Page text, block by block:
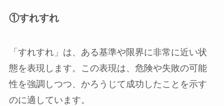
①すれすれ
「すれすれ」は、ある基準や限界に非常に近い状
態を表現します。この表現は、危険や失敗の可能
性を強調しつつ、かろうじて成功したことを示す
のに適しています。